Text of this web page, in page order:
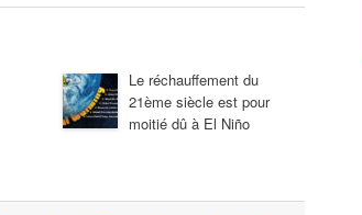
Le réchauffement du
21ème siècle est pour
moitié dû à El Niño